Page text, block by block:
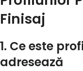
Finisaj
1. Ce este
adresează